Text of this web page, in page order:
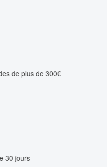
de plus de 300€
30 jours